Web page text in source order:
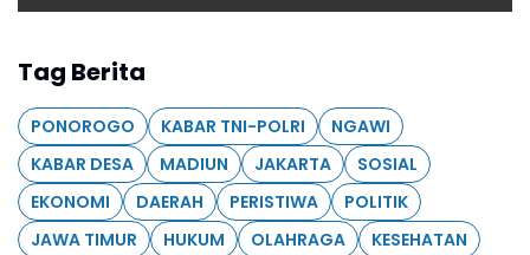
Tag Berita
PONOROGO KABAR TNI-POLRI
NGAWI
KABAR DESA
MADIUN JAKARTA
SOSIAL
EKONOMI
DAERAH PERISTIWA
POLITIK
JAWA TIMUR
HUKUM OLAHRAGA
KESEHATAN